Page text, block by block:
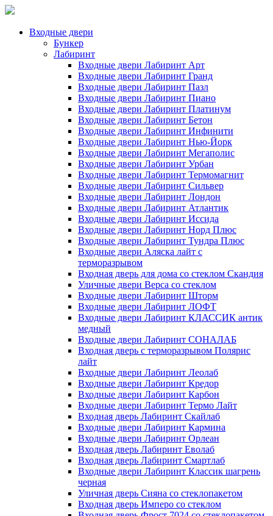
Входные двери
Бункер
Лабиринт
Входные двери Лабиринт Арт
Входные двери Лабиринт Гранд
Входные двери Лабиринт Пазл
Входные двери Лабиринт Пиано
Входные двери Лабиринт Платинум
Входные двери Лабиринт Бетон
Входные двери Лабиринт Инфинити
Входные двери Лабиринт Нью-Йорк
Входные двери Лабиринт Мегаполис
Входные двери Лабиринт Урбан
Входные двери Лабиринт Термомагнит
Входные двери Лабиринт Сильвер
Входные двери Лабиринт Лондон
Входные двери Лабиринт Атлантик
Входные двери Лабиринт Иссида
Входные двери Лабиринт Норд Плюс
Входные двери Лабиринт Тундра Плюс
Входные двери Аляска лайт с
терморазрывом
Входная дверь для дома со стеклом Скандия
Уличные двери Верса со стеклом
Входные двери Лабиринт Шторм
Входные двери Лабиринт ЛОФТ
Входные двери Лабиринт КЛАССИК антик
медный
Входные двери Лабиринт СОНАЛАБ
Входная дверь с терморазрывом Полярис
лайт
Входные двери Лабиринт Леолаб
Входные двери Лабиринт Кредор
Входные двери Лабиринт Карбон
Входные двери Лабиринт Термо Лайт
Входная дверь Лабиринт Скайлаб
Входные двери Лабиринт Кармина
Входные двери Лабиринт Орлеан
Входная дверь Лабиринт Еволаб
Входная дверь Лабиринт Смартлаб
Входные двери Лабиринт Классик шагрень
черная
Уличная дверь Сияна со стеклопакетом
Входная дверь Имперо со стеклом